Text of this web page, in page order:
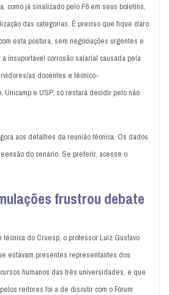
como já sinalizado pelo F6 em seus boletins,
das categorias. É preciso que fique claro
esta postura, sem negociações urgentes e
insuportável corrosão salarial causada pela
as docentes e técnico-
Unicamp e USP, só restará decidir pelo não
aos detalhes da reunião técnica. Os dados
do cenário. Se preferir, acesse o
frustrou debate
do Cruesp, o professor Luiz Gustavo
estavam presentes representantes dos
humanos das três universidades, e que
reitores foi a de discutir com o Fórum